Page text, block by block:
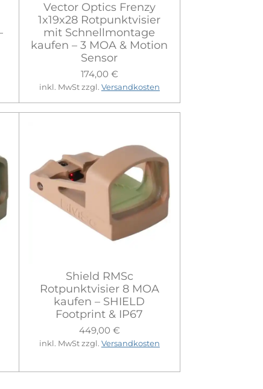
Vector Optics Frenzy
1x19x28 Rotpunktvisier
mit Schnellmontage
kaufen – 3 MOA & Motion
Sensor
174,00 €
inkl. MwSt zzgl. Versandkosten
Shield RMSc
Rotpunktvisier 8 MOA
kaufen – SHIELD
Footprint & IP67
449,00 €
inkl. MwSt zzgl. Versandkosten